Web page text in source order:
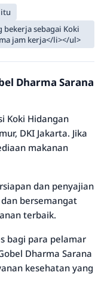
sebagai Koki
jam kerja</li></ul>
Dharma Sarana
Koki Hidangan
DKI Jakarta. Jika
makanan
dan penyajian
bersemangat
terbaik.
bagi para pelamar
Dharma Sarana
kesehatan yang